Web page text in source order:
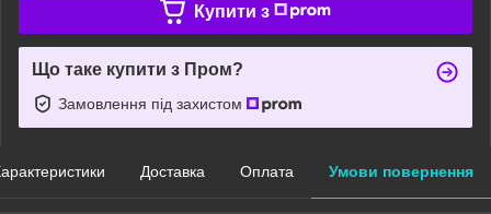
Купити з
Що таке купити з Пром?
Замовлення під захистом
Доставка Оплата Умови повернення